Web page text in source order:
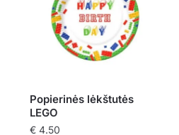
Popierinės lėkštutės
LEGO
€4.50